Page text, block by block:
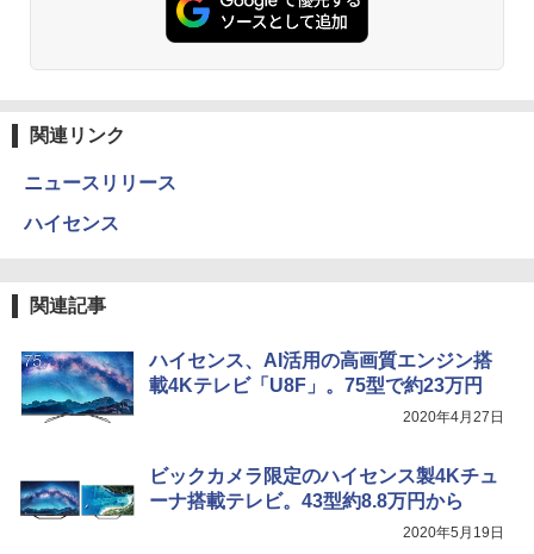
関連リンク
ニュースリリース
ハイセンス
関連記事
ハイセンス、AI活用の高画質エンジン搭
載4Kテレビ「U8F」。75型で約23万円
2020年4月27日
ビックカメラ限定のハイセンス製4Kチュ
ーナ搭載テレビ。43型約8.8万円から
2020年5月19日